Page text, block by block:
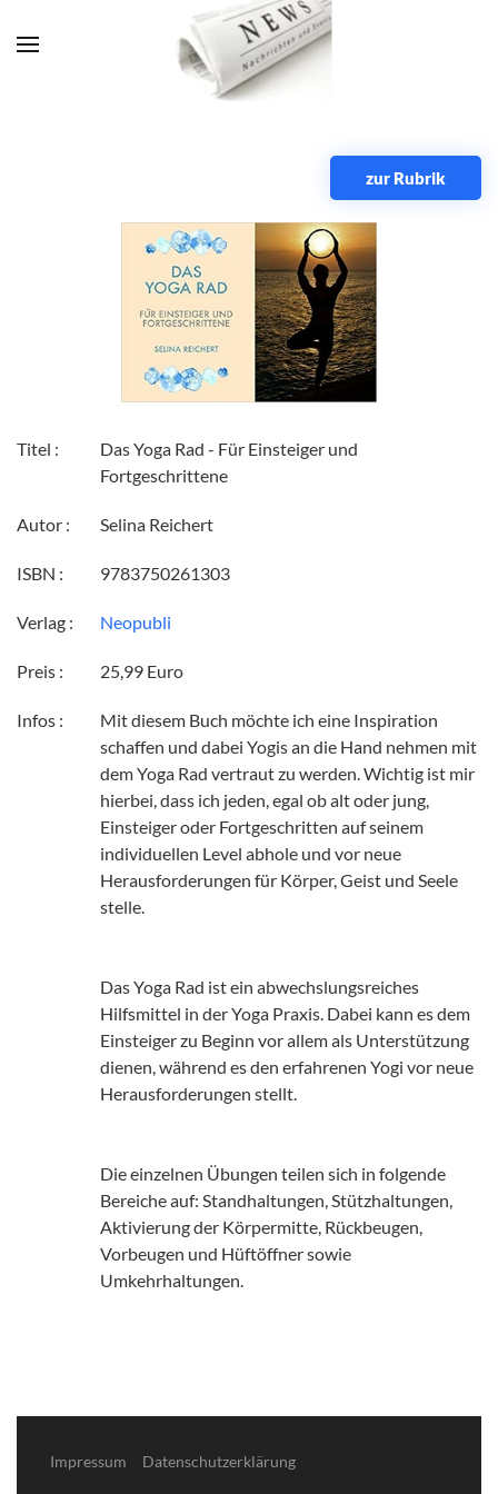
Zum Hauptinhalt springen
zur Rubrik
Titel :
Das Yoga Rad - Für Einsteiger und
Fortgeschrittene
Autor : Selina Reichert
ISBN : 9783750261303
Verlag : Neopubli
Preis : 25,99 Euro
Infos :
Mit diesem Buch möchte ich eine Inspiration
schaffen und dabei Yogis an die Hand nehmen mit
dem Yoga Rad vertraut zu werden. Wichtig ist mir
hierbei, dass ich jeden, egal ob alt oder jung,
Einsteiger oder Fortgeschritten auf seinem
individuellen Level abhole und vor neue
Herausforderungen für Körper, Geist und Seele
stelle.
Das Yoga Rad ist ein abwechslungsreiches
Hilfsmittel in der Yoga Praxis. Dabei kann es dem
Einsteiger zu Beginn vor allem als Unterstützung
dienen, während es den erfahrenen Yogi vor neue
Herausforderungen stellt.
Die einzelnen Übungen teilen sich in folgende
Bereiche auf: Standhaltungen, Stützhaltungen,
Aktivierung der Körpermitte, Rückbeugen,
Vorbeugen und Hüftöffner sowie
Umkehrhaltungen.
Impressum Datenschutzerklärung